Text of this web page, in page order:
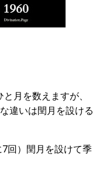
月を数えますが、
違いは閏月を設ける
回）閏月を設けて季